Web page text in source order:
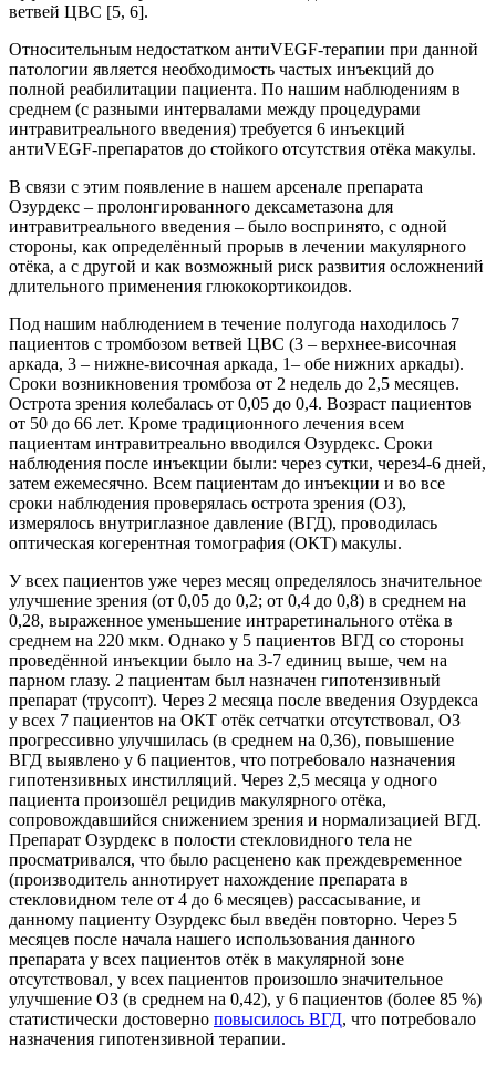
ветвей ЦВС [5, 6].
Относительным недостатком антиVEGF-терапии при данной
патологии является необходимость частых инъекций до
полной реабилитации пациента. По нашим наблюдениям в
среднем (с разными интервалами между процедурами
интравитреального введения) требуется 6 инъекций
антиVEGF-препаратов до стойкого отсутствия отёка макулы.
В связи с этим появление в нашем арсенале препарата
Озурдекс – пролонгированного дексаметазона для
интравитреального введения – было воспринято, с одной
стороны, как определённый прорыв в лечении макулярного
отёка, а с другой и как возможный риск развития осложнений
длительного применения глюкокортикоидов.
Под нашим наблюдением в течение полугода находилось 7
пациентов с тромбозом ветвей ЦВС (3 – верхнее-височная
аркада, 3 – нижне-височная аркада, 1– обе нижних аркады).
Сроки возникновения тромбоза от 2 недель до 2,5 месяцев.
Острота зрения колебалась от 0,05 до 0,4. Возраст пациентов
от 50 до 66 лет. Кроме традиционного лечения всем
пациентам интравитреально вводился Озурдекс. Сроки
наблюдения после инъекции были: через сутки, через4-6 дней,
затем ежемесячно. Всем пациентам до инъекции и во все
сроки наблюдения проверялась острота зрения (ОЗ),
измерялось внутриглазное давление (ВГД), проводилась
оптическая когерентная томография (ОКТ) макулы.
У всех пациентов уже через месяц определялось значительное
улучшение зрения (от 0,05 до 0,2; от 0,4 до 0,8) в среднем на
0,28, выраженное уменьшение интраретинального отёка в
среднем на 220 мкм. Однако у 5 пациентов ВГД со стороны
проведённой инъекции было на 3-7 единиц выше, чем на
парном глазу. 2 пациентам был назначен гипотензивный
препарат (трусопт). Через 2 месяца после введения Озурдекса
у всех 7 пациентов на ОКТ отёк сетчатки отсутствовал, ОЗ
прогрессивно улучшилась (в среднем на 0,36), повышение
ВГД выявлено у 6 пациентов, что потребовало назначения
гипотензивных инстилляций. Через 2,5 месяца у одного
пациента произошёл рецидив макулярного отёка,
сопровождавшийся снижением зрения и нормализацией ВГД.
Препарат Озурдекс в полости стекловидного тела не
просматривался, что было расценено как преждевременное
(производитель аннотирует нахождение препарата в
стекловидном теле от 4 до 6 месяцев) рассасывание, и
данному пациенту Озурдекс был введён повторно. Через 5
месяцев после начала нашего использования данного
препарата у всех пациентов отёк в макулярной зоне
отсутствовал, у всех пациентов произошло значительное
улучшение ОЗ (в среднем на 0,42), у 6 пациентов (более 85 %)
статистически достоверно повысилось ВГД, что потребовало
назначения гипотензивной терапии.